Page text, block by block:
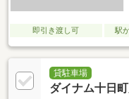
即引き渡し可 駅
貸駐車場
ダイナム十日